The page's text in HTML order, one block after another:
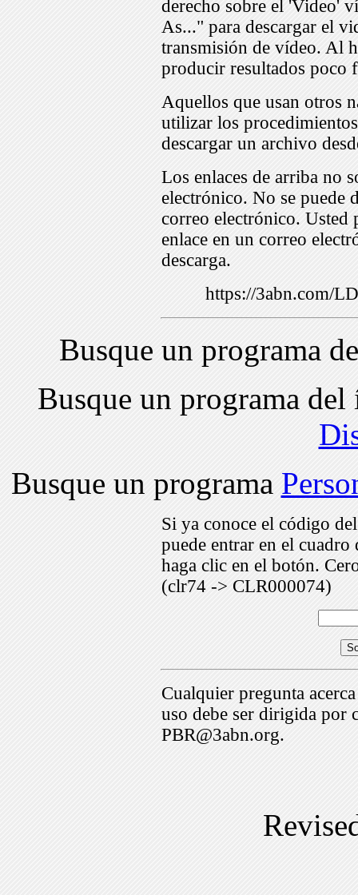
derecho sobre el 'Video'
As..." para descargar el
transmisión de vídeo. Al
producir resultados poco
Aquellos que usan otros
utilizar los
descargar un archivo
Los enlaces de arriba no
electrónico. No se puede
correo electrónico. Usted
enlace en un correo
descarga.
https://3abn.com/
Busque un programa
Busque un programa
Busque un programa
Si ya conoce el código
puede entrar en el
haga clic en el botón.
(clr74 -> CLR000074)
Cualquier pregunta
uso debe ser dirigida por
PBR@3abn.org.